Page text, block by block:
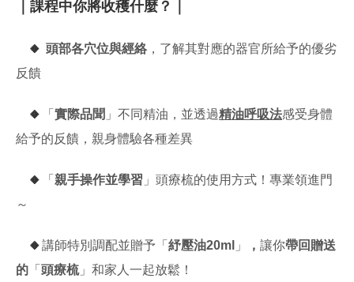
｜課程中你將收穫什麼？｜
🔸 頭部各穴位與經絡 ，了解其對應的器官所給予的優劣
反饋
🔸 「 實際品聞 」不同精油，並透過精油呼吸法感受身體
給予的反饋，親身體驗各種差異
🔸 「 親手操作並學習 」頭療梳的使用方式！專業領進門
～
🔸講師特別調配並贈予「 紓壓油20ml 」 ， 讓你帶回贈送
的 「 頭療梳」和家人一起放鬆！